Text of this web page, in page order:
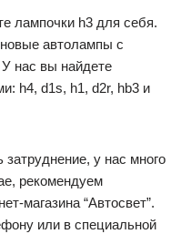
лампочки h3 для себя.
автолампы с
нас вы найдете
h4, d1s, h1, d2r, hb3 и
у нас много
рекомендуем
магазина “Автосвет”.
или в специальной